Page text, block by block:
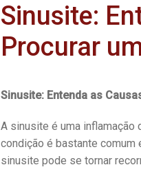
Sinusite:
Procurar
Sinusite: Entenda as
A sinusite é uma
condição é bastante comum
sinusite pode se tornar